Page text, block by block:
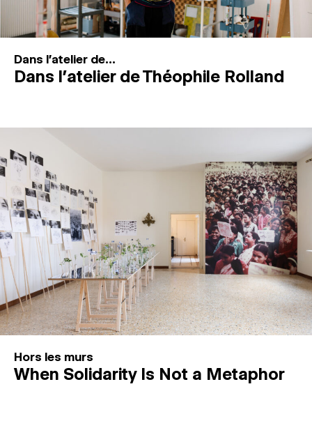
Dans l'atelier de...
Dans l’atelier de Théophile Rolland
Hors les murs
When Solidarity Is Not a Metaphor